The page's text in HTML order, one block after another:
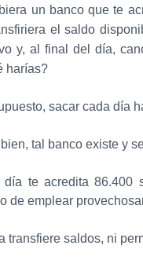
un banco que te
el saldo
y, al final del día,
harías?
sacar cada día
tal banco existe y
día te acredita 86.400
de emplear
transfiere saldos, ni